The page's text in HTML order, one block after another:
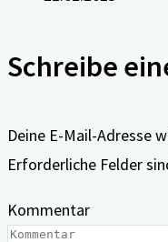
Schreibe
Deine E-Mail-Adresse
Erforderliche Felder
Kommentar